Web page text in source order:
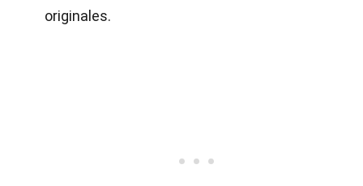
originales.